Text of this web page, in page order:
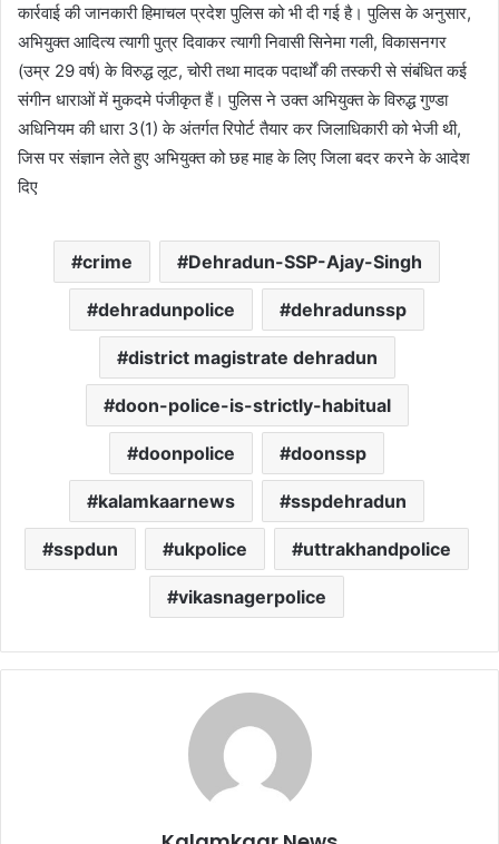
कार्रवाई की जानकारी हिमाचल प्रदेश पुलिस को भी दी गई है। पुलिस के अनुसार,
अभियुक्त आदित्य त्यागी पुत्र दिवाकर त्यागी निवासी सिनेमा गली, विकासनगर
(उम्र 29 वर्ष) के विरुद्ध लूट, चोरी तथा मादक पदार्थों की तस्करी से संबंधित कई
संगीन धाराओं में मुकदमे पंजीकृत हैं। पुलिस ने उक्त अभियुक्त के विरुद्ध गुण्डा
अधिनियम की धारा 3(1) के अंतर्गत रिपोर्ट तैयार कर जिलाधिकारी को भेजी थी,
जिस पर संज्ञान लेते हुए अभियुक्त को छह माह के लिए जिला बदर करने के आदेश
दिए
crime Dehradun-SSP-Ajay-Singh
dehradunpolice dehradunssp
district magistrate dehradun
doon-police-is-strictly-habitual
doonpolice doonssp
kalamkaarnews sspdehradun
sspdun ukpolice uttrakhandpolice
vikasnagerpolice